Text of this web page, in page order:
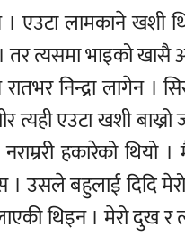
एउटा लामकाने खशी
त्यसमा भाइको
निन्द्रा लागेन ।
एउटा खशी
हकारेको
। उसले बहुलाई दिदि
थिइन । मेरो दुख र